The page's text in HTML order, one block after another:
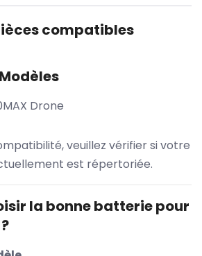
compatibles
Drone
veuillez vérifier si votre
est répertoriée.
la bonne batterie pour